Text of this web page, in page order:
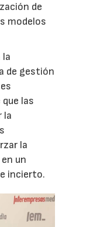
de
modelos
la
de gestión
las
la
la
un
incierto.